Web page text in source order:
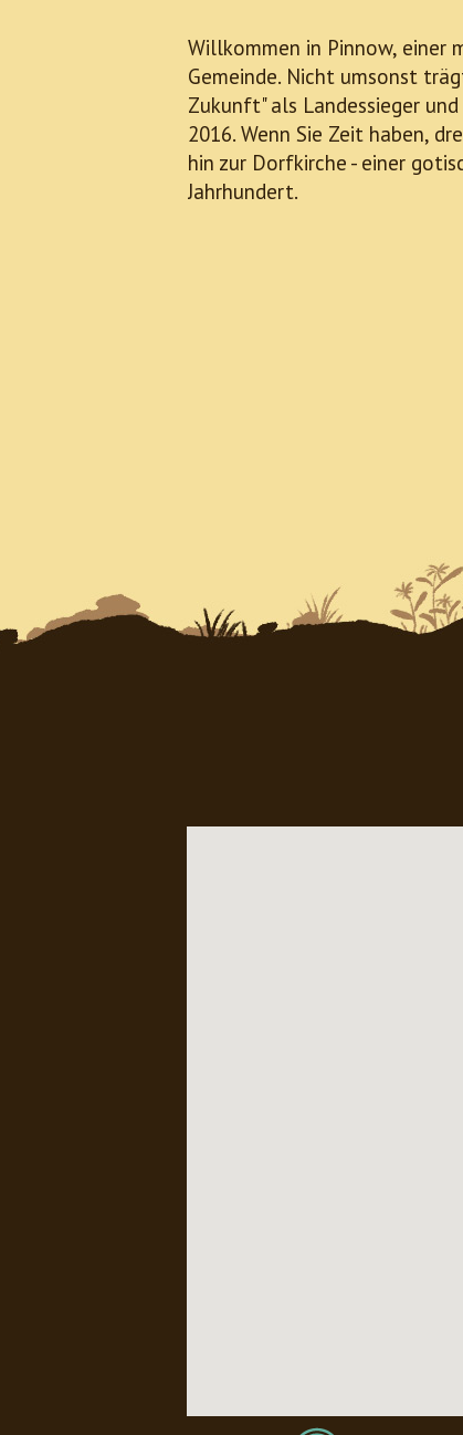
Willkommen in Pinnow, einer
Gemeinde. Nicht umsonst
Zukunft" als Landessieger
2016. Wenn Sie Zeit haben,
hin zur Dorfkirche - einer
Jahrhundert.